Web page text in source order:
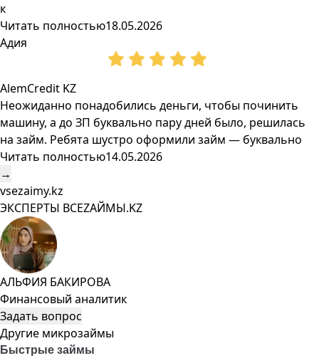
к
Читать полностью18.05.2026
Адия
AlemCredit KZ
Неожиданно понадобились деньги, чтобы починить
машину, а до ЗП буквально пару дней было, решилась
на займ. Ребята шустро оформили займ — буквально
Читать полностью14.05.2026
→
vsezaimy.kz
ЭКСПЕРТЫ ВСЕZAЙМЫ.KZ
АЛЬФИЯ БАКИРОВА
Финансовый аналитик
Задать вопрос
Другие микрозаймы
Быстрые займы